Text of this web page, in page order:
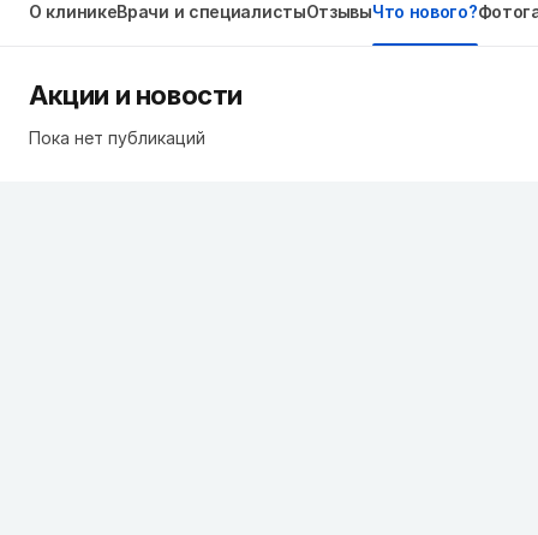
О клиникеВрачи и специалистыОтзывыЧто нового?
Акции и новости
Пока нет публикаций